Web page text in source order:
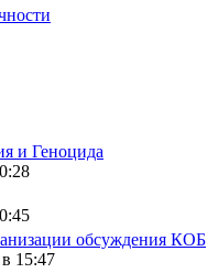
и Геноцида
обсуждения КОБ
15:47